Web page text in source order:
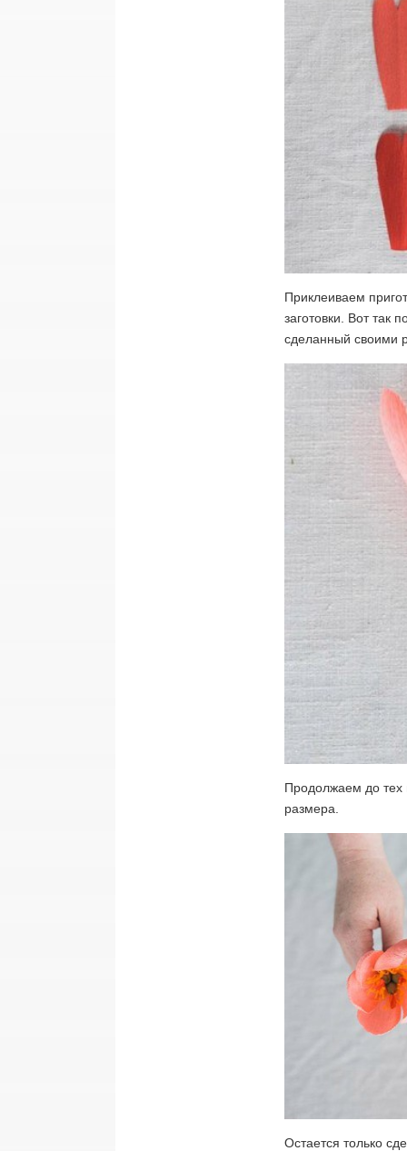
Приклеиваем
заготовки. Вот так
сделанный своими
Продолжаем до тех
размера.
Остается только